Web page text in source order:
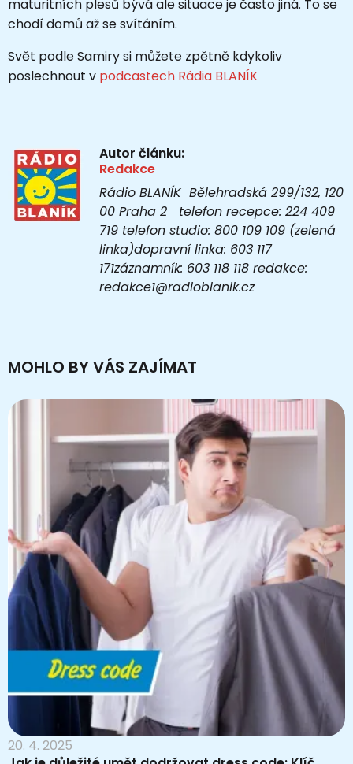
maturitních plesů bývá ale situace je často jiná. To se
chodí domů až se svítáním.
Svět podle Samiry si můžete zpětně kdykoliv
poslechnout v podcastech Rádia BLANÍK
Autor článku:
Redakce
Rádio BLANÍK Bělehradská 299/132, 120
00 Praha 2 telefon recepce: 224 409
719 telefon studio: 800 109 109 (zelená
linka)dopravní linka: 603 117
171záznamník: 603 118 118 redakce:
redakce1@radioblanik.cz
MOHLO BY VÁS ZAJÍMAT
20. 4. 2025